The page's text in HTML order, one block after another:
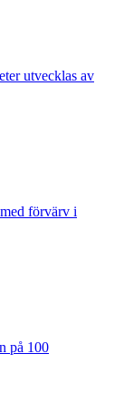
utvecklas av
förvärv i
på 100